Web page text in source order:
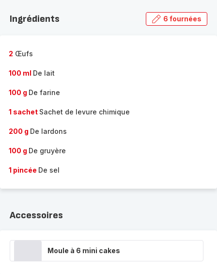
gamme
Ingrédients 6 fournées
2 Œufs
100 ml De lait
100 g De farine
1 sachet Sachet de levure chimique
200 g De lardons
100 g De gruyère
1 pincée De sel
Accessoires
Moule à 6 mini cakes